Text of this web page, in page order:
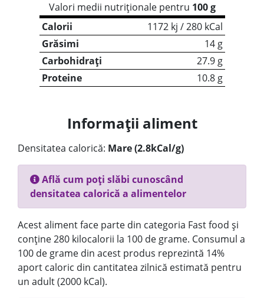
Valori medii nutriționale pentru 100 g
Calorii
1172 kj / 280 kCal
Grăsimi
14 g
Carbohidrați
27.9 g
Proteine
10.8 g
Informații aliment
Densitatea calorică: Mare (2.8kCal/g)
Află cum poți slăbi cunoscând
densitatea calorică a alimentelor
Acest aliment face parte din categoria Fast food și
conține 280 kilocalorii la 100 de grame. Consumul a
100 de grame din acest produs reprezintă 14%
aport caloric din cantitatea zilnică estimată pentru
un adult (2000 kCal).